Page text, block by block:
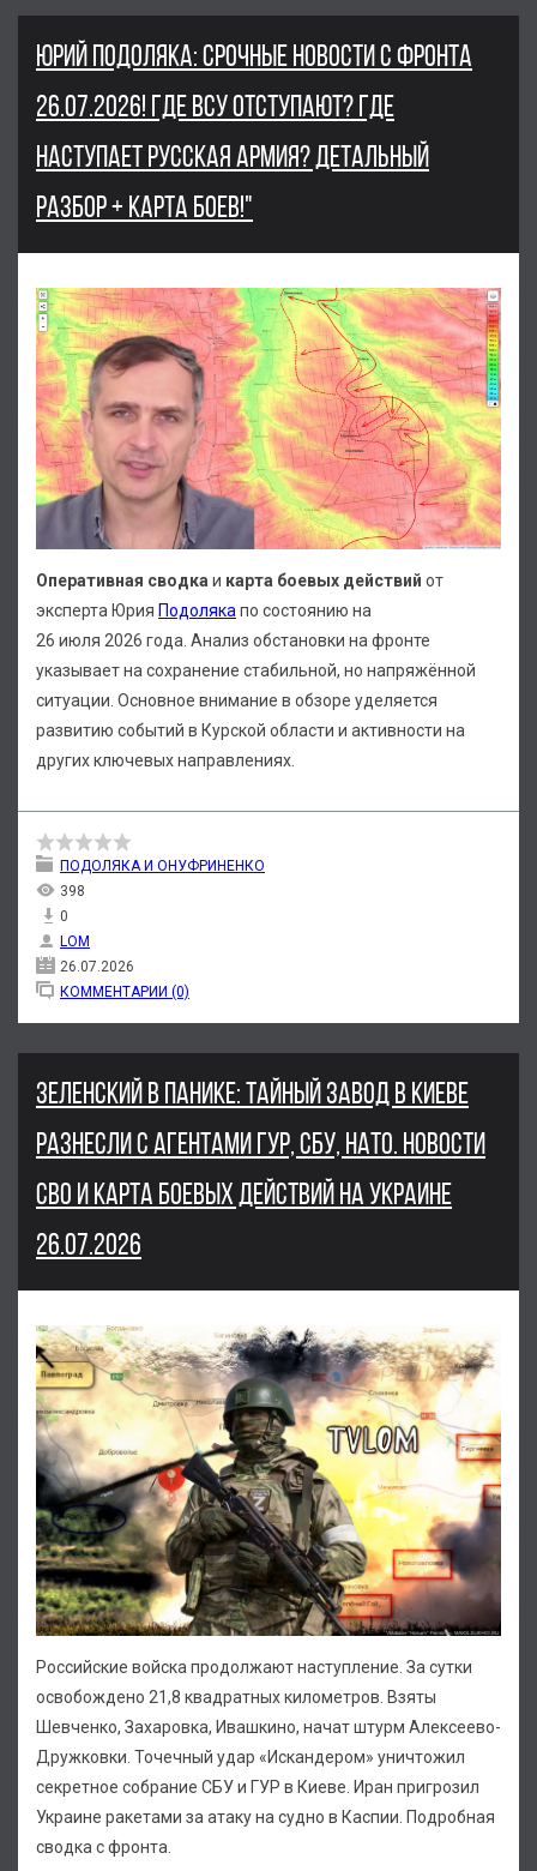
ЮРИЙ ПОДОЛЯКА: СРОЧНЫЕ НОВОСТИ С ФРОНТА
26.07.2026! ГДЕ ВСУ ОТСТУПАЮТ? ГДЕ
НАСТУПАЕТ РУССКАЯ АРМИЯ? ДЕТАЛЬНЫЙ
РАЗБОР + КАРТА БОЕВ!"
Оперативная сводка и карта боевых действий от
эксперта Юрия Подолякапо состоянию на
26 июля 2026 года. Анализ обстановки на фронте
указывает на сохранение стабильной, но напряжённой
ситуации. Основное внимание в обзоре уделяется
развитию событий в Курской области и активности на
других ключевых направлениях.
ПОДОЛЯКА И ОНУФРИНЕНКО
398
0
LOM
26.07.2026
КОММЕНТАРИИ (0)
ЗЕЛЕНСКИЙ В ПАНИКЕ: ТАЙНЫЙ ЗАВОД В КИЕВЕ
РАЗНЕСЛИ С АГЕНТАМИ ГУР, СБУ, НАТО. НОВОСТИ
СВО И КАРТА БОЕВЫХ ДЕЙСТВИЙ НА УКРАИНЕ
26.07.2026
Российские войска продолжают наступление. За сутки
освобождено 21,8 квадратных километров. Взяты
Шевченко, Захаровка, Ивашкино, начат штурм Алексеево-
Дружковки. Точечный удар «Искандером» уничтожил
секретное собрание СБУ и ГУР в Киеве. Иран пригрозил
Украине ракетами за атаку на судно в Каспии. Подробная
сводка с фронта.